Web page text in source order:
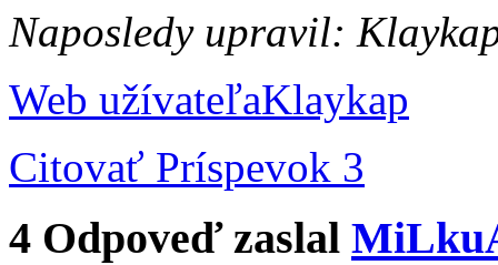
Naposledy upravil:
Web užívateľaKlaykap
Citovať Príspevok 3
4 Odpoveď zaslal